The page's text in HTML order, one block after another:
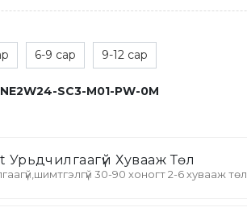
6-9 сар 9-12 сар
NE2W24-SC3-M01-PW-0M
Урьдчилгаагүй Хувааж Төл
30-90 хоногт 2-6 хувааж төл.